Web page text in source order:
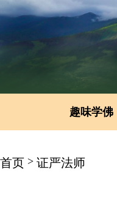
趣味学佛
首页 > 证严法师